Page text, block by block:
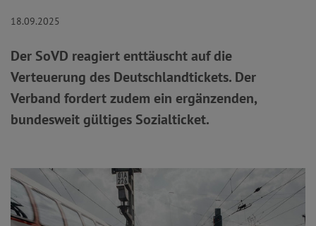
18.09.2025
Der SoVD reagiert enttäuscht auf die
Verteuerung des Deutschlandtickets. Der
Verband fordert zudem ein ergänzenden,
bundesweit gültiges Sozialticket.